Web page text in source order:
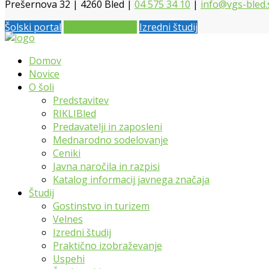
Prešernova 32 | 4260 Bled | 04 575 34 10 | info@vgs-
Šolski portal
Izredni študij
Domov
Novice
O šoli
Predstavitev
RIKLIBled
Predavatelji in zaposleni
Mednarodno sodelovanje
Ceniki
Javna naročila in razpisi
Katalog informacij javnega značaja
Študij
Gostinstvo in turizem
Velnes
Izredni študij
Praktično izobraževanje
Uspehi